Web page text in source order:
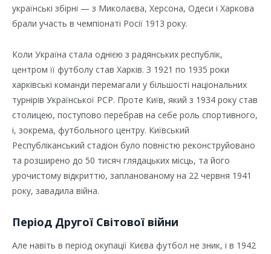
українські збірні — з Миколаєва, Херсона, Одеси і Харкова
брали участь в чемпіонаті Росії 1913 року.
Коли Україна стала однією з радянських республік,
центром її футболу став Харків. З 1921 по 1935 роки
харківські команди перемагали у більшості національних
турнірів Української РСР. Проте Київ, який з 1934 року став
столицею, поступово перебрав на себе роль спортивного,
і, зокрема, футбольного центру. Київський
Республіканський стадіон було повністю реконструйовано
та розширено до 50 тисяч глядацьких місць, та його
урочистому відкриттю, запланованому на 22 червня 1941
року, завадила війна.
Період Другої Світової війни
Але навіть в період окупації Києва футбол не зник, і в 1942